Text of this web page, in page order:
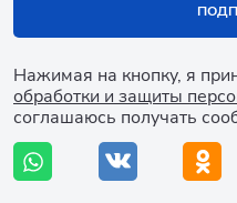
Нажимая на кнопку, я
обработки и защиты
соглашаюсь получать